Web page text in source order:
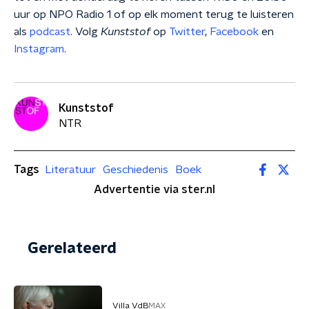
uur op NPO Radio 1 of op elk moment terug te luisteren
als podcast. Volg Kunststofop Twitter, Facebook en
Instagram.
Kunststof
NTR
Tags Literatuur Geschiedenis
Boek
Advertentie via ster.nl
Gerelateerd
Villa VdBMAX